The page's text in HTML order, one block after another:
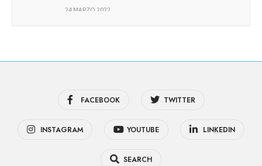
24 MARZO 2022
FACEBOOK TWITTER
INSTAGRAM YOUTUBE LINKEDIN
SEARCH